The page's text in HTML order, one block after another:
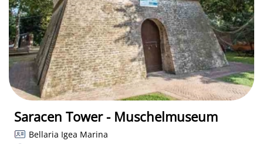
Saracen Tower - Muschelmuseum
Bellaria Igea Marina